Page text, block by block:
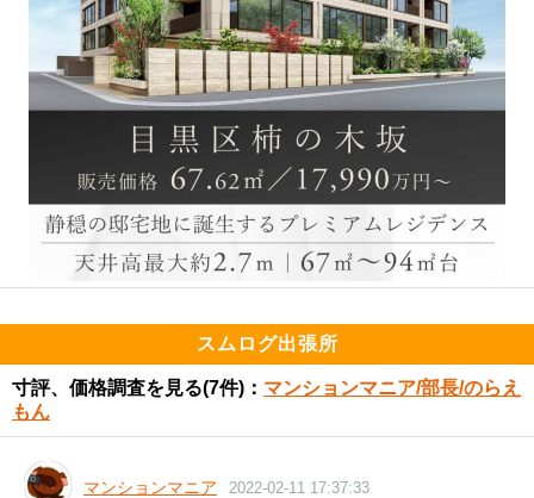
スムログ出張所
寸評、価格調査を見る(7件)： マンションマニア/部長/のらえ
もん
マンションマニア 2022-02-11 17:37:33